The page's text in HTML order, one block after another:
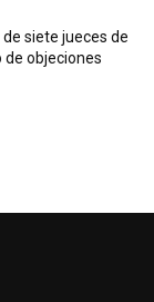
siete jueces de
de objeciones